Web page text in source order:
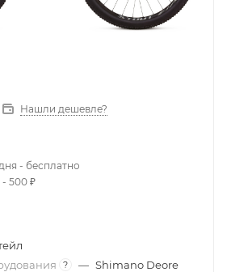
Нашли дешевле?
- бесплатно
- 500 ₽
? — Shimano Deore